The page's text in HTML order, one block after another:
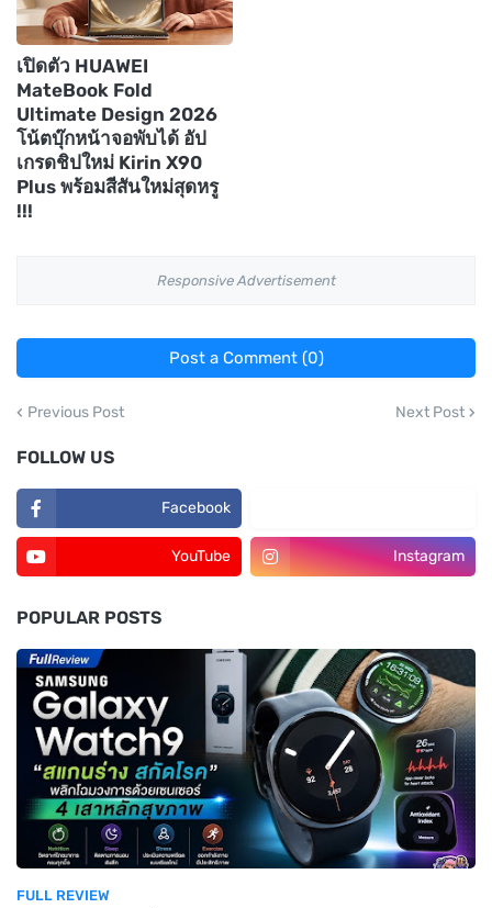
เปิดตัว HUAWEI
MateBook Fold
Ultimate Design 2026
โน้ตบุ๊กหน้าจอพับได้ อัป
เกรดชิปใหม่ Kirin X90
Plus พร้อมสีสันใหม่สุดหรู
!!!
Responsive Advertisement
Post a Comment (0)
Previous Post Next Post
FOLLOW US
Facebook
YouTube Instagram
POPULAR POSTS
FULL REVIEW